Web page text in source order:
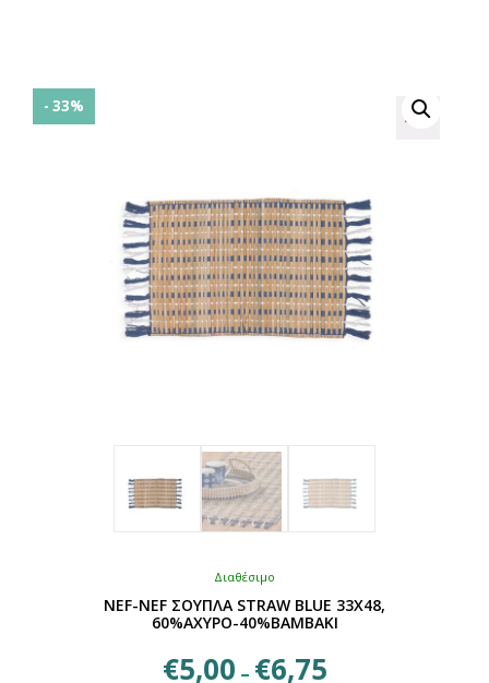
- 33%
Διαθέσιμο
NEF-NEF ΣΟΥΠΛΑ STRAW BLUE 33X48,
60%ΑΧΥΡΟ-40%ΒΑΜΒΑΚΙ
€5,00 – €6,75